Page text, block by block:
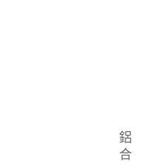
鋁
合